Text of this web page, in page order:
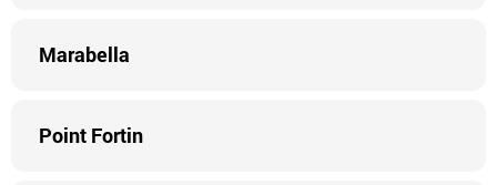
Marabella
Point Fortin